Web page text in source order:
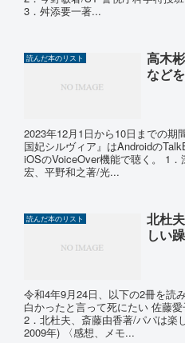
3．舛添要一著...
読んだ本のリスト
高木
など
2023年12月1日から10日までの期
国妃シルヴィア』はAndroidの
iOSのVoiceOver機能で聴く。 1
宏、平野和之著/光...
読んだ本のリスト
北杜
しい
令和4年9月24日、以下の2冊を読
白かったと言って死にたい 佐藤
2．北杜夫、斎藤由香著/パパは楽
2009年) 〈感想、メモ...